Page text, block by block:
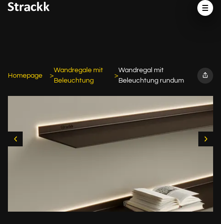
Homepage
Wandregale mit
Beleuchtung
Wandregal mit
Beleuchtung rundum